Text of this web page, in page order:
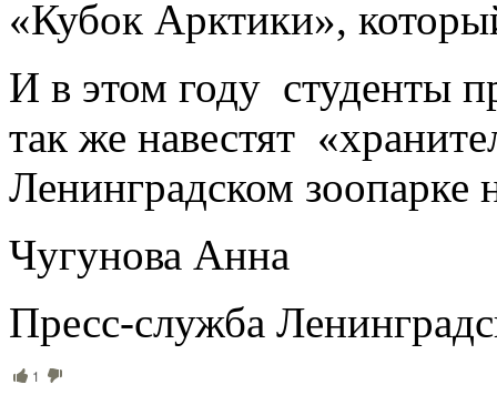
«Кубок Арктики»,
И в этом году студенты
так же навестят
Ленинградском зоопарке
Чугунова Анна
Пресс-служба
1